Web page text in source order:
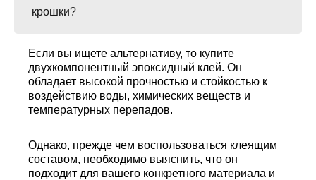
крошки?
Если вы ищете альтернативу, то купите
двухкомпонентный эпоксидный клей. Он
обладает высокой прочностью и стойкостью к
воздействию воды, химических веществ и
температурных перепадов.
Однако, прежде чем воспользоваться клеящим
составом, необходимо выяснить, что он
подходит для вашего конкретного материала и